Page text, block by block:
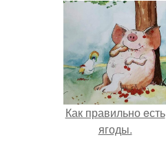
Как правильно eсть
ягоды.